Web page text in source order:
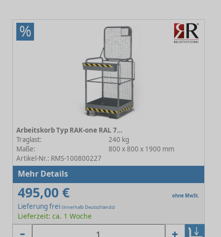
%
Arbeitskorb Typ RAK-one RAL 7005 Mausgrau
Traglast:
240 kg
Maße:
800 x 800 x 1900 mm
Artikel-Nr.: RMS-100800227
Mehr Details
495,00 € ohne MwSt.
Lieferung frei (innerhalb Deutschlands)
Lieferzeit: ca. 1 Woche